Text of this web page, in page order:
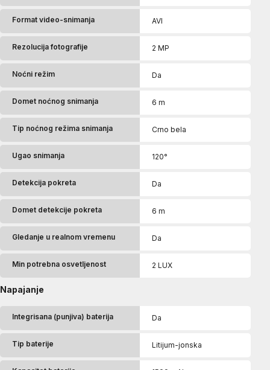
Format video-snimanja AVI
Rezolucija fotografije 2 MP
Noćni režim Da
Domet noćnog snimanja 6 m
Tip noćnog režima snimanja Crno bela
Ugao snimanja 120°
Detekcija pokreta Da
Domet detekcije pokreta 6 m
Gledanje u realnom vremenu Da
Min potrebna osvetljenost 2 LUX
Napajanje
Integrisana (punjiva) baterija Da
Tip baterije Litijum-jonska